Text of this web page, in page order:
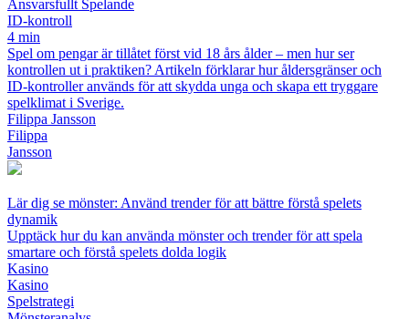
Ansvarsfullt Spelande
ID-kontroll
4 min
Spel om pengar är tillåtet först vid 18 års ålder – men hur ser
kontrollen ut i praktiken? Artikeln förklarar hur åldersgränser och
ID-kontroller används för att skydda unga och skapa ett tryggare
spelklimat i Sverige.
Filippa Jansson
Filippa
Jansson
Lär dig se mönster: Använd trender för att bättre förstå spelets
dynamik
Upptäck hur du kan använda mönster och trender för att spela
smartare och förstå spelets dolda logik
Kasino
Kasino
Spelstrategi